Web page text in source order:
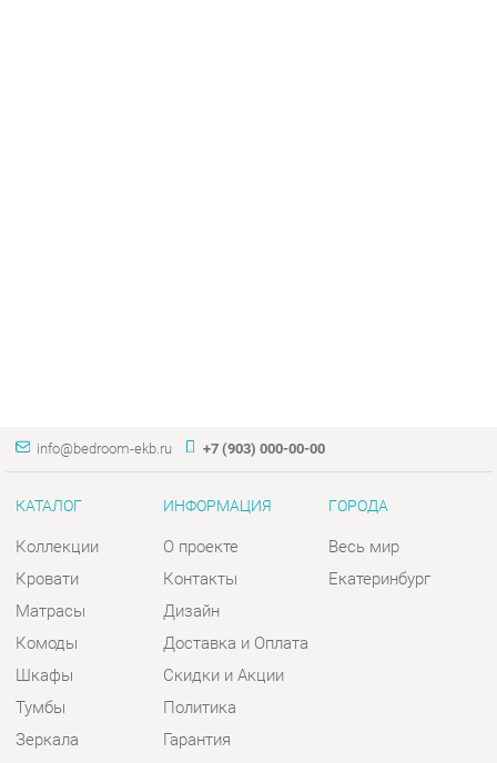
КАТАЛОГ
Матрасы
Комоды
Шкафы
Тумбы
Зеркала
Столы
Мягкая мебель
ИНФОРМАЦИЯ
Дизайн
Доставка и Оплата
Скидки и Акции
Политика
Гарантия
Помощь
ГОРОДА